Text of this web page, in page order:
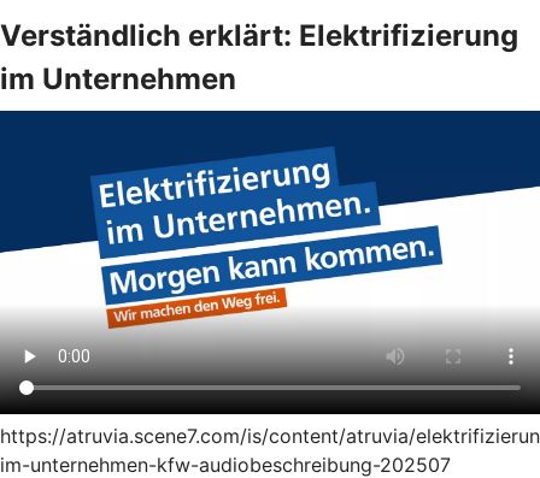
Verständlich erklärt: Elektrifizierung
im Unternehmen
https://atruvia.scene7.com/is/content/atruvia/
im-unternehmen-kfw-audiobeschreibung-202507